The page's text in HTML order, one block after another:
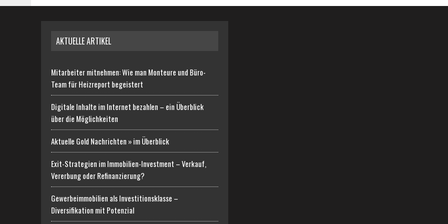
AKTUELLE ARTIKEL
Mitarbeiter mitnehmen: Wie man Monteure und Büro-
Team für Heizreport begeistert
Digitale Inhalte im Internet bezahlen – ein Überblick
über die Möglichkeiten
Aktuelle Gold Nachrichten » im Überblick
Exit-Strategien im Immobilien-Investment – Verkauf,
Vererbung oder Refinanzierung?
Gewerbeimmobilien als Investitionsklasse –
Diversifikation mit Potenzial